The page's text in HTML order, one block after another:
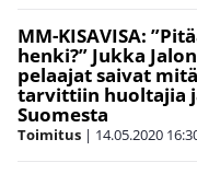
MM-KISAVISA:
henki?” Jukka
pelaajat saivat
tarvittiin huoltajia
Suomesta
Toimitus | 14.05.2020